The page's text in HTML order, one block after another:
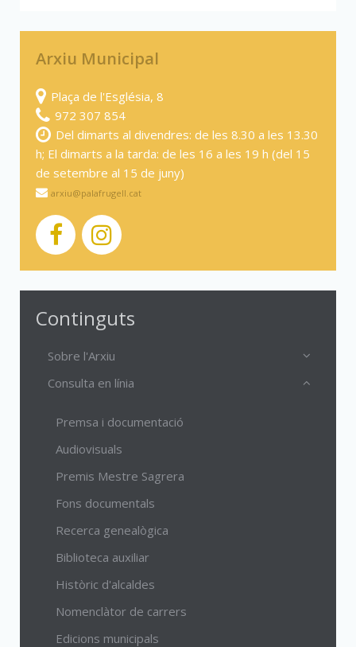
Arxiu Municipal
Plaça de l'Església, 8
972 307 854
Del dimarts al divendres: de les 8.30 a les 13.30
h; El dimarts a la tarda: de les 16 a les 19 h (del 15
de setembre al 15 de juny)
arxiu@palafrugell.cat
Continguts
Sobre l'Arxiu
Consulta en línia
Premsa i documentació
Audiovisuals
Premis Mestre Sagrera
Fons documentals
Recerca genealògica
Biblioteca auxiliar
Històric d'alcaldes
Nomenclàtor de carrers
Edicions municipals